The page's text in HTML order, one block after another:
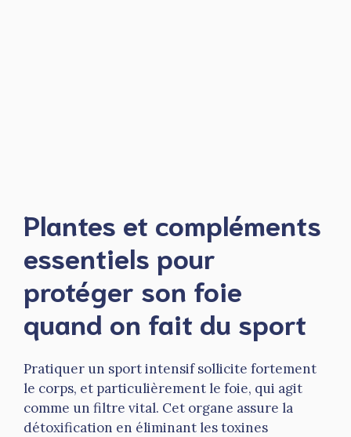
Plantes et compléments
essentiels pour
protéger son foie
quand on fait du sport
Pratiquer un sport intensif sollicite fortement
le corps, et particulièrement le foie, qui agit
comme un filtre vital. Cet organe assure la
détoxification en éliminant les toxines